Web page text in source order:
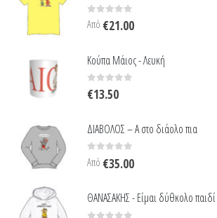
0 out of 5
Από €21.00
Κούπα Μάιος - Λευκή
0out of 5
€13.50
ΔΙΑΒΟΛΟΣ – Α στο διάολο πια
0 out of 5
Από €35.00
ΘΑΝΑΣΑΚΗΣ - Είμαι δύθκολο παιδί